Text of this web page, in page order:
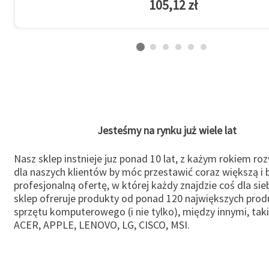
105,12 zł
Jesteśmy na rynku już wiele lat
Nasz sklep instnieje juz ponad 10 lat, z każym rokiem
dla naszych klientów by móc przestawić coraz większą i
profesjonalną ofertę, w której każdy znajdzie coś dla
sklep ofreruje produkty od ponad 120 największych
sprzętu komputerowego (i nie tylko), między innymi,
ACER, APPLE, LENOVO, LG, CISCO, MSI.